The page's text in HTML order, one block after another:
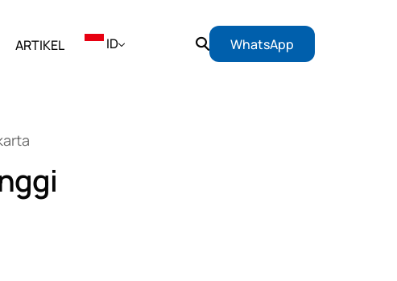
ARTIKEL ID WhatsApp